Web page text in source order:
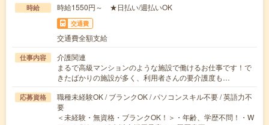
時給 時給1550円～ ★日払い/週払いOK
交通費
交通費全額支給
仕事内容
介護関連
まるで高級マンションのような施設で働けるお仕事です！で
きたばかりの施設が多く、利用者さんの要介護度も…
応募資格
職種未経験OK / ブランクOK / パソコンスキル不要 / 英語力不
要
＜未経験・無資格・ブランクOK！＞・年齢、学歴不問！・W